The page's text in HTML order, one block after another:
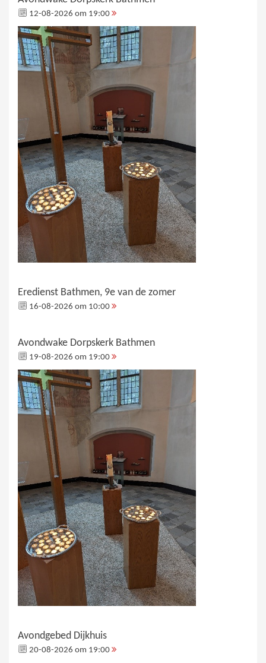
12-08-2026 om 19:00
Eredienst Bathmen, 9e van de zomer
16-08-2026 om 10:00
Avondwake Dorpskerk Bathmen
19-08-2026 om 19:00
Avondgebed Dijkhuis
20-08-2026 om 19:00